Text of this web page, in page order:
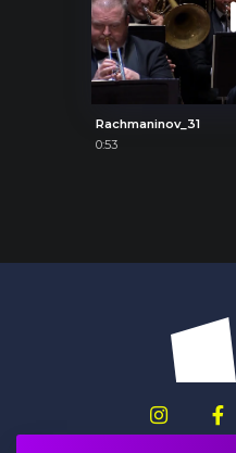
Rachmaninov_31
0:53